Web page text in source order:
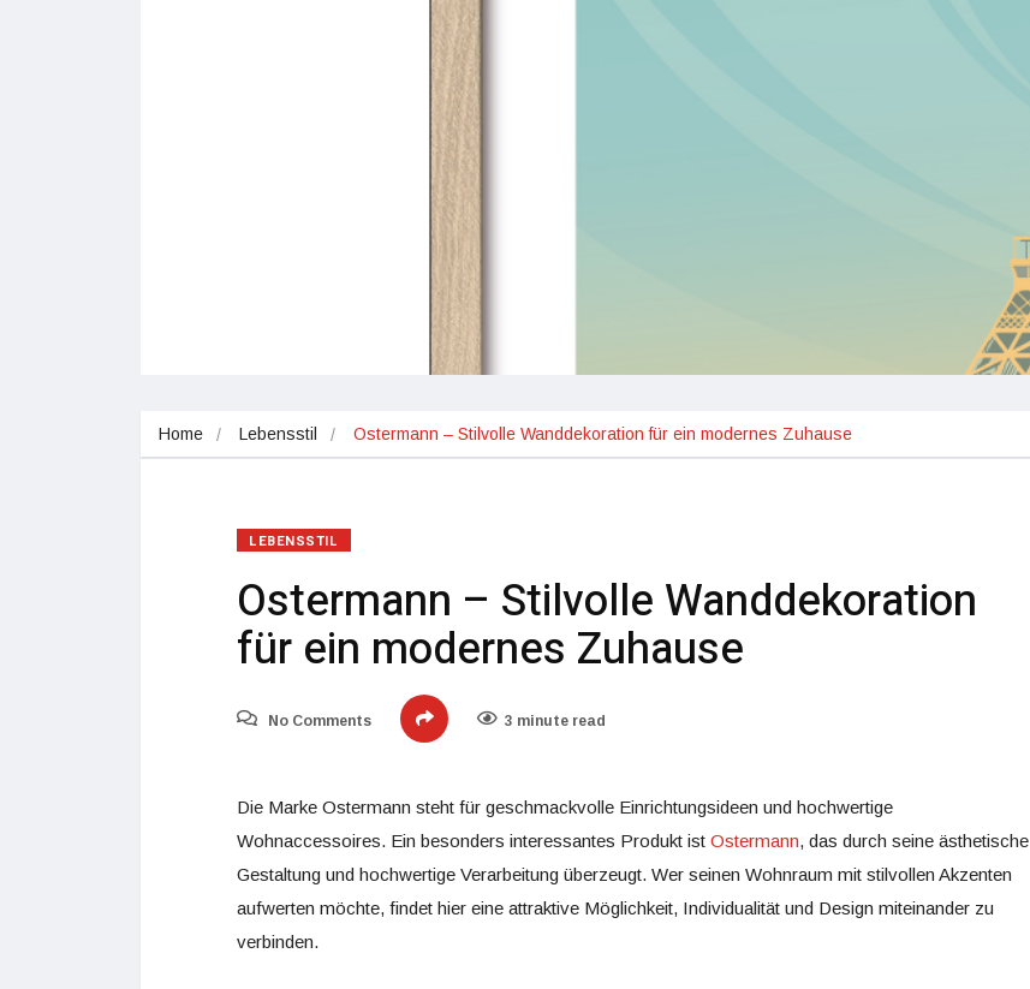
Home Lebensstil Ostermann – Stilvolle Wanddekoration für ein modernes Zuhause
LEBENSSTIL
Ostermann – Stilvolle Wanddekoration
für ein modernes Zuhause
No Comments 3 minute read
Die Marke Ostermann steht für geschmackvolle Einrichtungsideen und hochwertige
Wohnaccessoires. Ein besonders interessantes Produkt ist Ostermann, das durch seine ästhetische
Gestaltung und hochwertige Verarbeitung überzeugt. Wer seinen Wohnraum mit stilvollen Akzenten
aufwerten möchte, findet hier eine attraktive Möglichkeit, Individualität und Design miteinander zu
verbinden.